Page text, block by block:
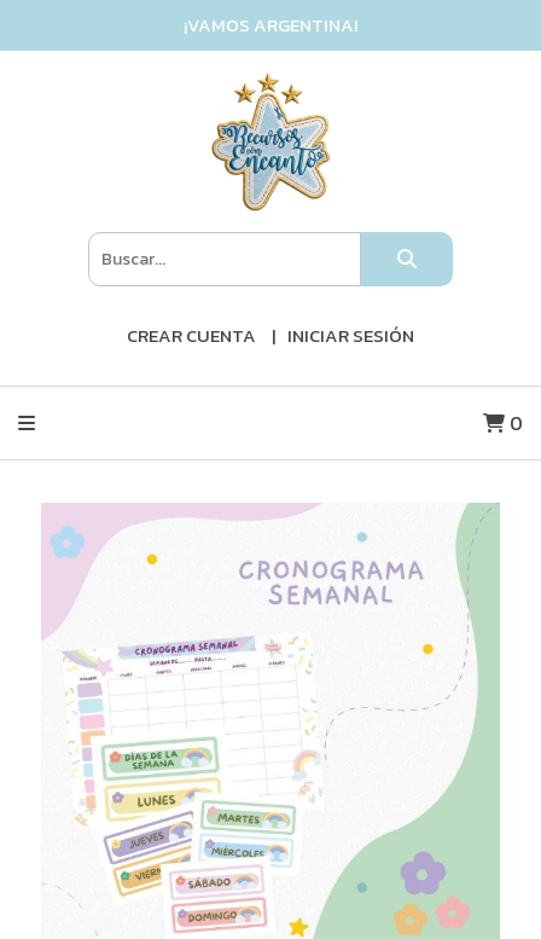
¡VAMOS ARGENTINA!
CREAR CUENTA INICIAR SESIÓN
0